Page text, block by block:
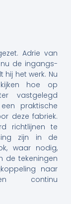
Adrie van
de ingangs-
het werk. Nu
hoe op
vastgelegd
praktische
deze fabriek.
richtlijnen te
zijn in de
waar nodig,
de tekeningen
naar
continu